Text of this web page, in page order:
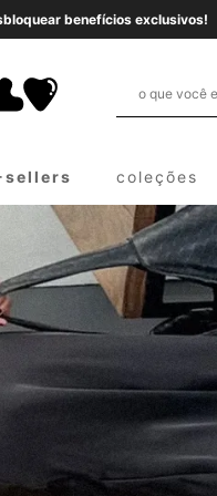
benefícios exclusivos!
sellers coleções